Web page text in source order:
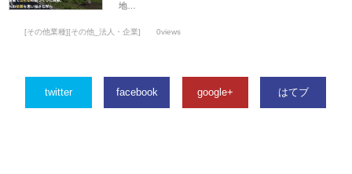
地…
[その他業種][その他_法人・企業] 0views
twitter facebook google+ はてブ